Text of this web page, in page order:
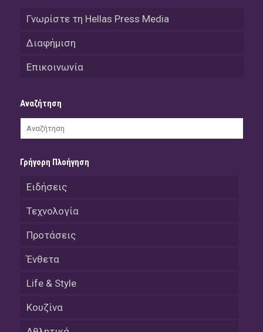
Γνωρίστε τη Hellas Press Media
Διαφήμιση
Επικοινωνία
Αναζήτηση
Γρήγορη Πλοήγηση
Ειδήσεις
Τεχνολογία
Προτάσεις
Ένθετα
Life & Style
Κουζίνα